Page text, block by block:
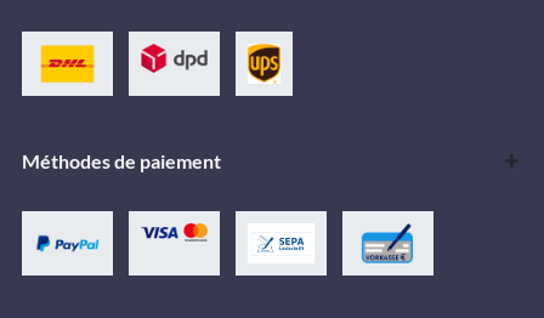
Méthodes de paiement